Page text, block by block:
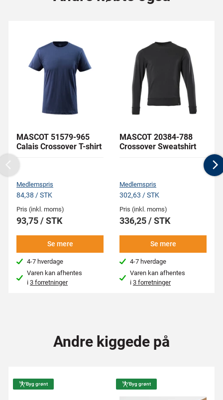
MASCOT 51579-965
Calais Crossover T-shirt
Medlemspris
84,38 / STK
Pris (inkl. moms)
93,75 / STK
Se mere
4-7 hverdage
Varen kan afhentes
i3 forretninger
MASCOT 20384-788
Crossover Sweatshirt
Medlemspris
302,63 / STK
Pris (inkl. moms)
336,25 / STK
Se mere
4-7 hverdage
Varen kan afhentes
i3 forretninger
Previous
Andre kiggede på
Byg grønt Byg grønt